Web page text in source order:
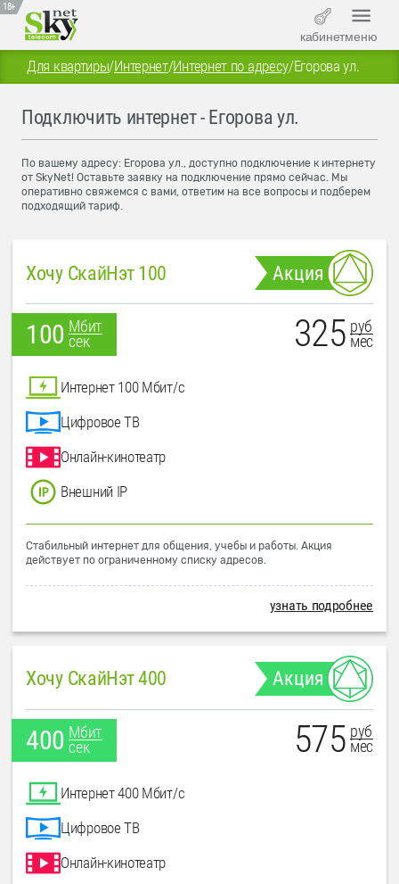
18+
кабинетменю
Для квартиры/Интернет/Интернет по адресу/Егорова ул.
Подключить интернет - Егорова ул.
По вашему адресу: Егорова ул., доступно подключение к интернету
от SkyNet! Оставьте заявку на подключение прямо сейчас. Мы
оперативно свяжемся с вами, ответим на все вопросы и подберем
подходящий тариф.
Хочу СкайНэт 100 Акция
100 Мбит
сек
325 руб
мес
Интернет 100 Мбит/с
Цифровое ТВ
Онлайн-кинотеатр
Внешний IP
Стабильный интернет для общения, учебы и работы. Акция
действует по ограниченному списку адресов.
узнать подробнее
Хочу СкайНэт 400 Акция
400 Мбит
сек
575 руб
мес
Интернет 400 Мбит/с
Цифровое ТВ
Онлайн-кинотеатр